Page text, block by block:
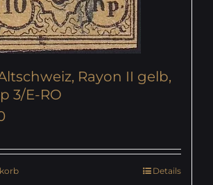
Rayon II gelb,
3/E-RO
Details